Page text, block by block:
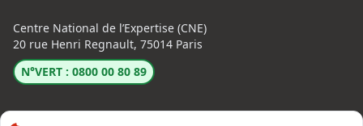
Centre National de l’Expertise (CNE)
20 rue Henri Regnault, 75014 Paris
N°VERT : 0800 00 80 89